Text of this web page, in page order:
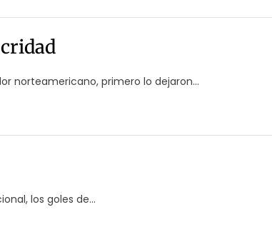
norteamericano, primero lo dejaron...
los goles de...